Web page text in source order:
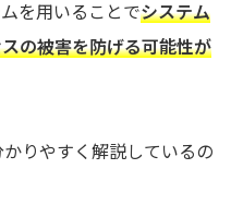
を用いることでシステム
の被害を防げる可能性が
りやすく解説しているの